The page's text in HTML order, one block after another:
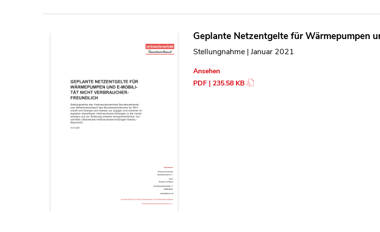
Geplante Netzentgelte für Wärmepumpen
Stellungnahme | Januar 2021
Ansehen
PDF | 235.58 KB